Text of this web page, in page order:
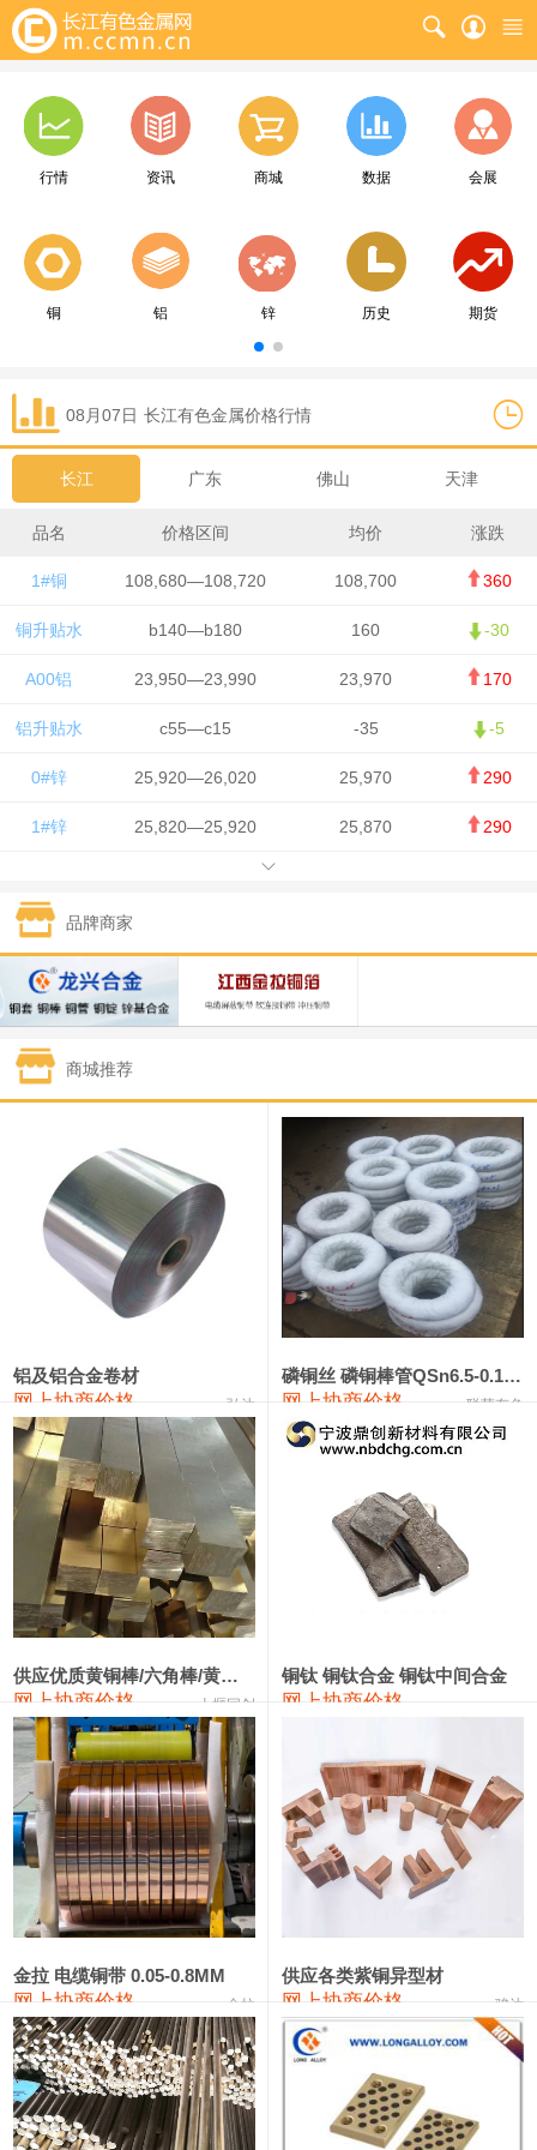
行情 资讯 商城 数据 会展
铜 铝 锌 历史 期货
08月07日 长江有色金属价格行情
长江 广东 佛山 天津
品名 价格区间 均价 涨跌
1#铜 108,680—108,720 108,700 360
铜升贴水 b140—b180 160 -30
A00铝 23,950—23,990 23,970 170
铝升贴水 c55—c15 -35 -5
0#锌 25,920—26,020 25,970 290
1#锌 25,820—25,920 25,870 290
1#锡 434,000—436,000
1#镍 129,550—130,750
1#白银 15,100—15,110 15,105 -70
钯金
331,000 -10,000
89,000—95,000 92,000 1,000
2#锑 85,000—91,000 88,000 1,000
1#镁 17,000—18,000 17,500 0
18,900—19,100 19,000 100
1#电解锰(99.7%袋装) 18,000—18,200 18,100 100
1#铬 60,000—82,000
553#硅 9,300—9,500
441#硅 9,600—9,800 9,700
3303#硅 10,300—10,500 10,400
2202#硅 14,100—14,300
金属硅3303#-2202# 10,400—14,200 12,300 0
漆包线 111,970—115,970 113,970
磷铜合金 110,800—117,600 114,200 400
无氧铜丝(硬) 109,710—110,010 109,860
R410A专用紫铜管 113,700—113,700
铸造铝合金锭(A380） 26,300—26,500 26,400 100
铝合金ADC12 24,200—24,400 100
铸造铝合金锭(ZL102) 24,300—24,500 24,400
品牌商家
商城推荐
铝及铝合金卷材
网上协商价格 弘达
磷铜丝 磷铜棒管QSn6.5-0.1 7-0.2 8-0.3
网上协商价格 联荣有色
供应优质黄铜棒/六角棒/黄铜方板
网上协商价格 十堰同创
铜钛 铜钛合金 铜钛中间合金
网上协商价格
金拉 电缆铜带 0.05-0.8MM
网上协商价格 金拉
供应各类紫铜异型材
网上协商价格 骏达